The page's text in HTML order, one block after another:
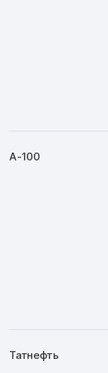
А-100
Татнефть